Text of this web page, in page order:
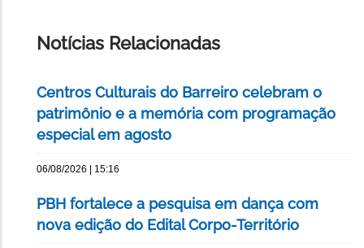
Notícias Relacionadas
Centros Culturais do Barreiro celebram o
patrimônio e a memória com programação
especial em agosto
06/08/2026 | 15:16
PBH fortalece a pesquisa em dança com
nova edição do Edital Corpo-Território